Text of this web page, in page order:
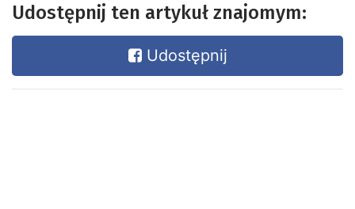
Udostępnij ten artykuł znajomym:
Udostępnij